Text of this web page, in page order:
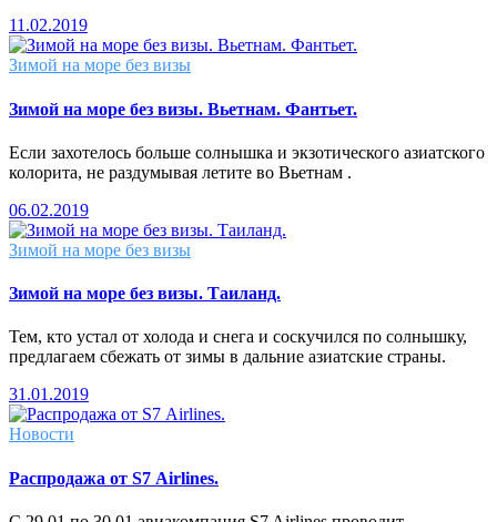
11.02.2019
Зимой на море без визы
Зимой на море без визы. Вьетнам. Фантьет.
Если захотелось больше солнышка и экзотического азиатского
колорита, не раздумывая летите во Вьетнам .
06.02.2019
Зимой на море без визы
Зимой на море без визы. Таиланд.
Тем, кто устал от холода и снега и соскучился по солнышку,
предлагаем сбежать от зимы в дальние азиатские страны.
31.01.2019
Новости
Распродажа от S7 Airlines.